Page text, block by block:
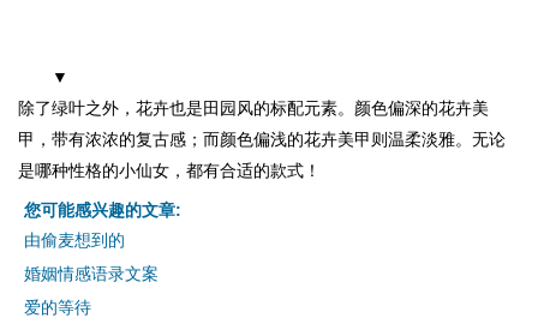
▼
除了绿叶之外，花卉也是田园风的标配元素。颜色偏深的花卉美
甲，带有浓浓的复古感；而颜色偏浅的花卉美甲则温柔淡雅。无论
是哪种性格的小仙女，都有合适的款式！
您可能感兴趣的文章:
由偷麦想到的
婚姻情感语录文案
爱的等待